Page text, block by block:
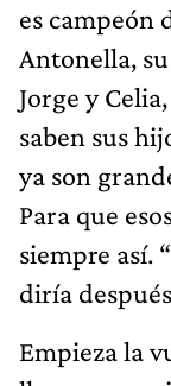
es campeón
Antonella,
Jorge y
saben sus
ya son
Para que
siempre así.
diría
Empieza la